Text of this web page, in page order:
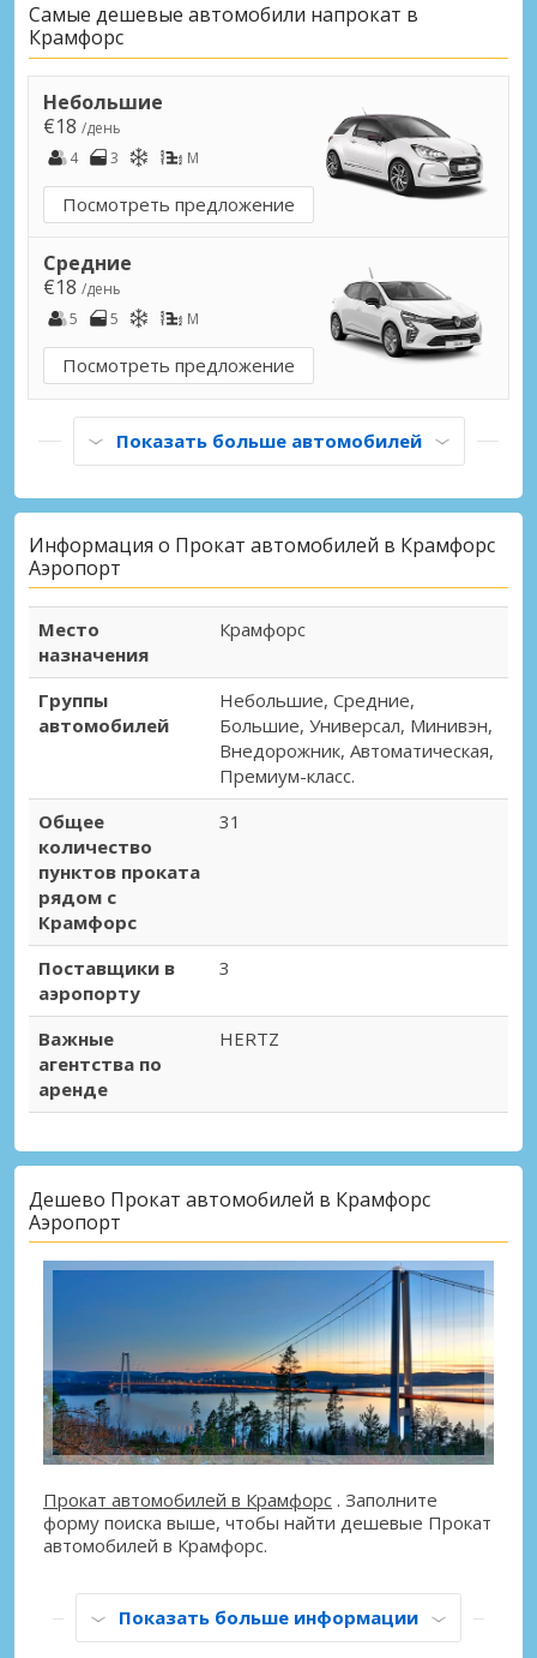
Самые дешевые автомобили напрокат в
Крамфорс
Небольшие
€18 /день
4
3 M
Посмотреть предложение
Средние
€18 /день
5
5 M
Посмотреть предложение
Показать больше автомобилей
Информация о Прокат автомобилей в Крамфорс
Аэропорт
Место
назначения
Крамфорс
Группы
автомобилей
Небольшие, Средние,
Большие, Универсал, Минивэн,
Внедорожник, Автоматическая,
Премиум-класс.
Общее
количество
пунктов проката
рядом с
Крамфорс
31
Поставщики в
аэропорту
3
Важные
агентства по
аренде
HERTZ
Дешево Прокат автомобилей в Крамфорс
Аэропорт
Прокат автомобилей в Крамфорс . Заполните
форму поиска выше, чтобы найти дешевые Прокат
автомобилей в Крамфорс.
Показать больше информации